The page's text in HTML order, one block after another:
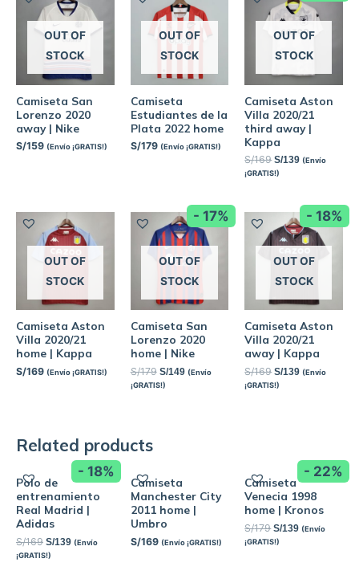
OUT OF
STOCK
Camiseta San
Lorenzo 2020
away | Nike
S/159 (Envío ¡GRATIS!)
OUT OF
STOCK
Camiseta
Estudiantes de la
Plata 2022 home
S/179 (Envío ¡GRATIS!)
OUT OF
STOCK
Camiseta Aston
Villa 2020/21
third away |
Kappa
S/169 S/139 (Envío
¡GRATIS!)
OUT OF
STOCK
Camiseta Aston
Villa 2020/21
home | Kappa
S/169 (Envío ¡GRATIS!)
- 17%
OUT OF
STOCK
Camiseta San
Lorenzo 2020
home | Nike
S/179 S/149 (Envío
¡GRATIS!)
- 18%
OUT OF
STOCK
Camiseta Aston
Villa 2020/21
away | Kappa
S/169 S/139 (Envío
¡GRATIS!)
Related products
- 18%
Polo de
entrenamiento
Real Madrid |
Adidas
S/169 S/139 (Envío
¡GRATIS!)
Camiseta
Manchester City
2011 home |
Umbro
S/169 (Envío ¡GRATIS!)
- 22%
Camiseta
Venecia 1998
home | Kronos
S/179 S/139 (Envío
¡GRATIS!)